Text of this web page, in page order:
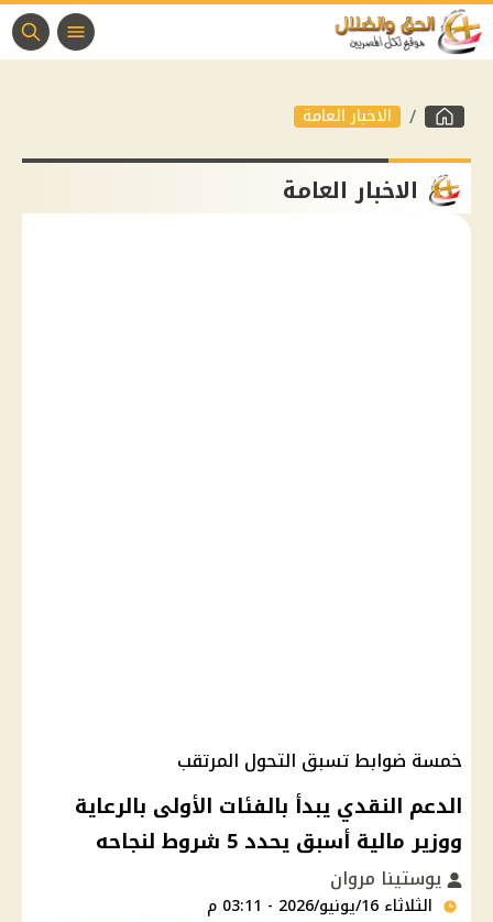
الاخبار العامة
الاخبار العامة
خمسة ضوابط تسبق التحول المرتقب
الدعم النقدي يبدأ بالفئات الأولى بالرعاية
ووزير مالية أسبق يحدد 5 شروط لنجاحه
يوستينا مروان
الثلاثاء 16/يونيو/2026 - 03:11 م